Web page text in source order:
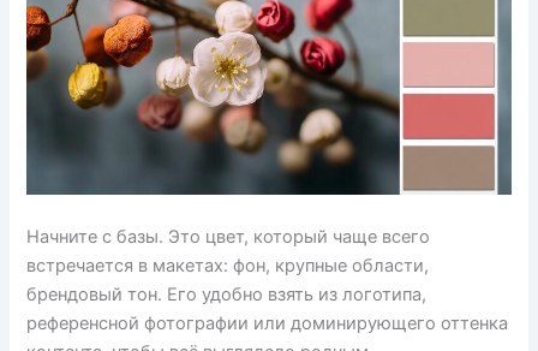
Начните с базы. Это цвет, который чаще всего
встречается в макетах: фон, крупные области,
брендовый тон. Его удобно взять из логотипа,
референсной фотографии или доминирующего оттенка